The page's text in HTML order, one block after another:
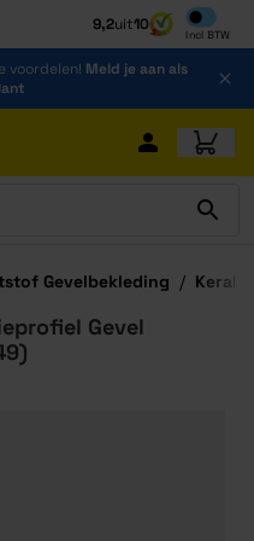
9,2uit10
Incl BTW
Inclusief
voordelen! Meld je aan als
Gevelbekleding / Keralit
Gevel